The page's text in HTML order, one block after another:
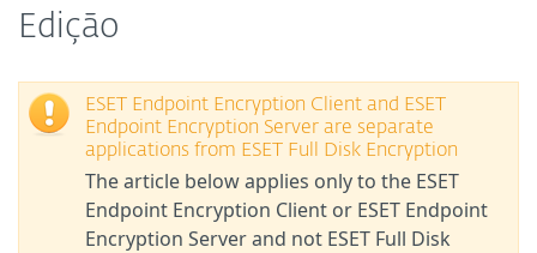
Edição
ESET Endpoint Encryption Client and ESET
Endpoint Encryption Server are separate
applications from ESET Full Disk Encryption
The article below applies only to the ESET
Endpoint Encryption Client or ESET Endpoint
Encryption Server and not ESET Full Disk